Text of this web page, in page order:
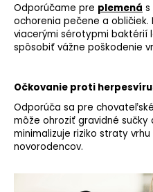
Odporúčame pre plemená s
ochorenia pečene a obličiek.
viacerými sérotypmi baktérií
spôsobiť vážne poškodenie
Očkovanie proti
Odporúča sa pre
môže ohroziť gravidné sučky
minimalizuje riziko straty
novorodencov.